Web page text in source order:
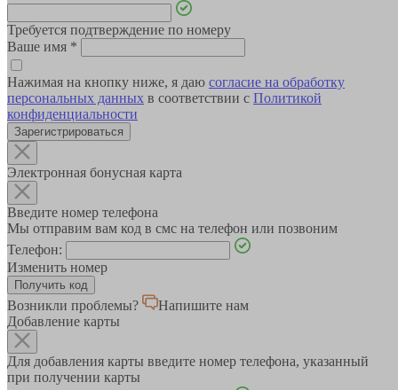
Требуется подтверждение по номеру
Ваше имя *
Нажимая на кнопку ниже, я даю согласие на обработку
персональных данных в соответствии с Политикой
конфиденциальности
Зарегистрироваться
Электронная бонусная карта
Введите номер телефона
Мы отправим вам код в смс на телефон или позвоним
Телефон:
Изменить номер
Возникли проблемы?
Напишите нам
Добавление карты
Для добавления карты введите номер телефона, указанный
при получении карты